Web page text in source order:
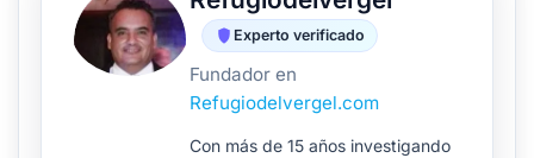
Experto verificado
Fundador en
Refugiodelvergel.com
Con más de 15 años investigando